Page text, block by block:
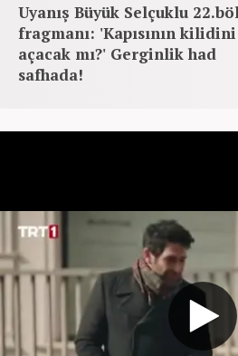
Uyanış Büyük Selçuklu
fragmanı: 'Kapısının kilidini
açacak mı?' Gerginlik had
safhada!